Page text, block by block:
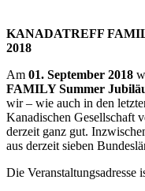
KANADATREFF
2018
Am 01. September 2018
FAMILY Summer
wir – wie auch in den
Kanadischen Gesellschaft
derzeit ganz gut.
aus derzeit sieben
Die Veranstaltungsadresse